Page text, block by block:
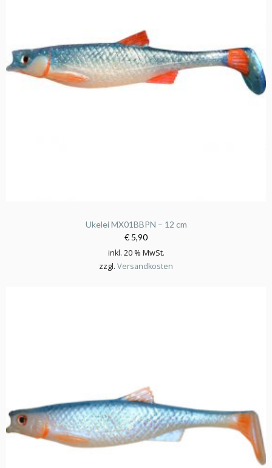
Ukelei MX01BBPN – 12 cm
€ 5,90
inkl. 20 % MwSt.
zzgl. Versandkosten